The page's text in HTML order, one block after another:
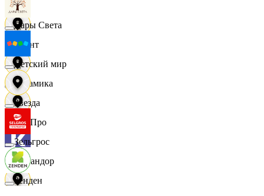
kari
Квант
Керамика
КитПро
Командор
Дары Света
Детский мир
Звезда
Зельгрос
Зенден